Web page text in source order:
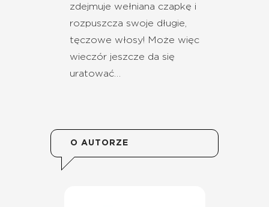
zdejmuje wełniana czapkę i
rozpuszcza swoje długie,
tęczowe włosy! Może więc
wieczór jeszcze da się
uratować…
O AUTORZE